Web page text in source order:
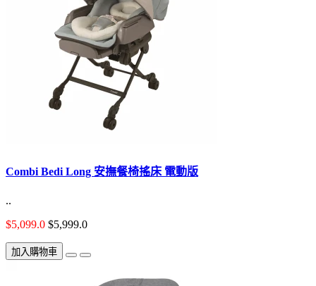
Combi Bedi Long 安撫餐椅搖床 電動版
..
$5,099.0 $5,999.0
加入購物車